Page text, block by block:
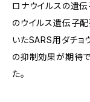
ロナウイルスの遺
のウイルス遺伝子配
いたSARS用ダチョ
の抑制効果が期待
た。